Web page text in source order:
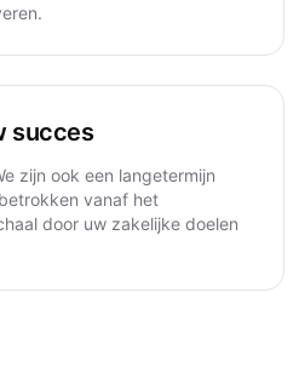
succes
zijn ook een langetermijn
vanaf het
door uw zakelijke doelen